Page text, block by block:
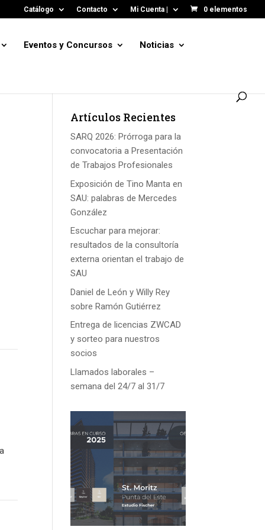
Catálogo Contacto Mi Cuenta | 0 elementos
Eventos y Concursos Noticias
Artículos Recientes
SARQ 2026: Prórroga para la
convocatoria a Presentación
de Trabajos Profesionales
Exposición de Tino Manta en
SAU: palabras de Mercedes
González
Escuchar para mejorar:
resultados de la consultoría
externa orientan el trabajo de
SAU
Daniel de León y Willy Rey
sobre Ramón Gutiérrez
Entrega de licencias ZWCAD
y sorteo para nuestros
socios
Llamados laborales –
semana del 24/7 al 31/7